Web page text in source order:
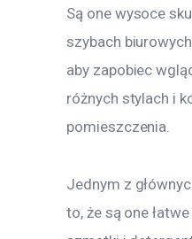
Są one wysoce
szybach
aby zapobiec
różnych stylach i
pomieszczenia.
Jednym z
to, że są one